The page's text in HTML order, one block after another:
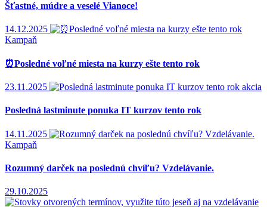
Šťastné, múdre a veselé Vianoce!
14.12.2025
Kampaň
⏰Posledné voľné miesta na kurzy ešte tento rok
23.11.2025 akcia
Posledná lastminute ponuka IT kurzov tento rok
14.11.2025
Kampaň
Rozumný darček na poslednú chvíľu? Vzdelávanie.
29.10.2025